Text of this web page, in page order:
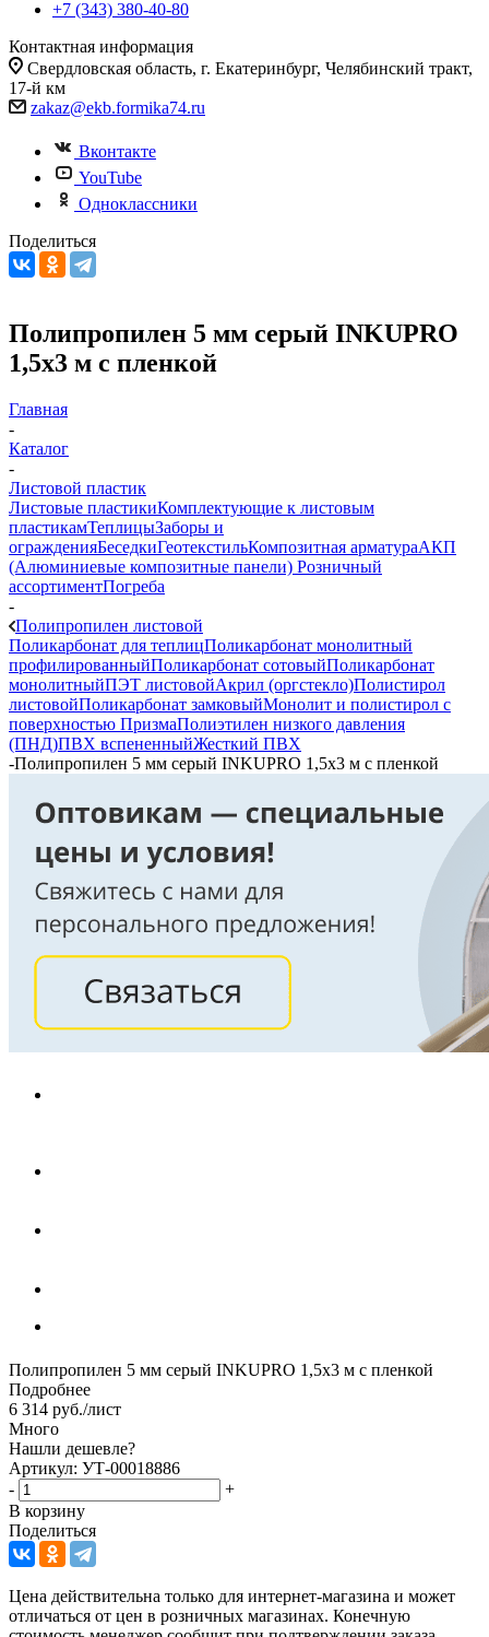
+7 (343) 380-40-80
Контактная информация
Свердловская область, г. Екатеринбург, Челябинский тракт,
17-й км
zakaz@ekb.formika74.ru
Вконтакте
YouTube
Одноклассники
Поделиться
Полипропилен 5 мм серый INKUPRO
1,5х3 м с пленкой
Главная
-
Каталог
-
Листовой пластик
Листовые пластикиКомплектующие к листовым
пластикамТеплицыЗаборы и
огражденияБеседкиГеотекстильКомпозитная арматураАКП
(Алюминиевые композитные панели) Розничный
ассортиментПогреба
-
Полипропилен листовой
Поликарбонат для теплицПоликарбонат монолитный
профилированныйПоликарбонат сотовыйПоликарбонат
монолитныйПЭТ листовойАкрил (оргстекло)Полистирол
листовойПоликарбонат замковыйМонолит и полистирол с
поверхностью ПризмаПолиэтилен низкого давления
(ПНД)ПВХ вспененныйЖесткий ПВХ
-Полипропилен 5 мм серый INKUPRO 1,5х3 м с пленкой
Полипропилен 5 мм серый INKUPRO 1,5х3 м с пленкой
Подробнее
6 314 руб./лист
Много
Нашли дешевле?
Артикул: УТ-00018886
-
+
В корзину
Поделиться
Цена действительна только для интернет-магазина и может
отличаться от цен в розничных магазинах. Конечную